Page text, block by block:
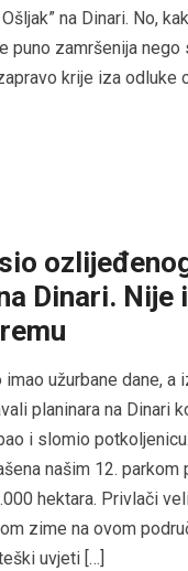
na Dinari. No,
puno zamršenija nego
krije iza odluke
Dinari. Nije
imao užurbane dane, a
planinara na Dinari
i slomio
našim 12. parkom
hektara. Privlači
zime na ovom
uvjeti […]